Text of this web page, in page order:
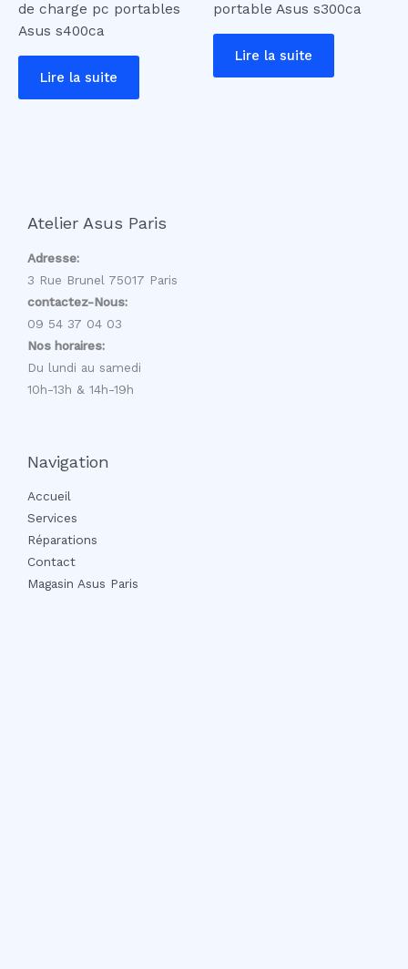
de charge pc portables
Asus s400ca
Lire la suite
portable Asus s300ca
Lire la suite
Atelier Asus Paris
Adresse:
3 Rue Brunel 75017 Paris
contactez-Nous:
09 54 37 04 03
Nos horaires:
Du lundi au samedi
10h-13h & 14h-19h
Navigation
Accueil
Services
Réparations
Contact
Magasin Asus Paris